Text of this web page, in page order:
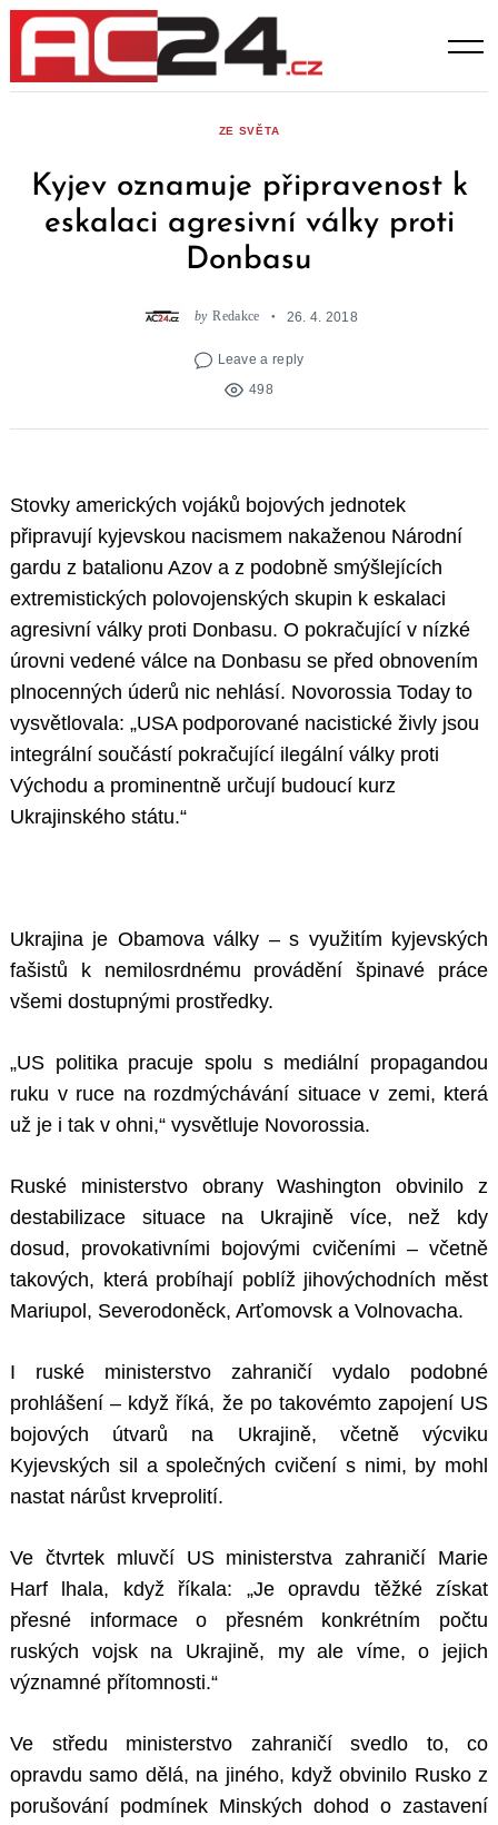
Skip
content
ZE SVĚTA
Kyjev oznamuje připravenost k
eskalaci agresivní války proti
Donbasu
by Redakce 26. 4. 2018
Leave a reply
498
Stovky amerických vojáků bojových jednotek
připravují kyjevskou nacismem nakaženou Národní
gardu z batalionu Azov a z podobně smýšlejících
extremistických polovojenských skupin k eskalaci
agresivní války proti Donbasu. O pokračující v nízké
úrovni vedené válce na Donbasu se před obnovením
plnocenných úderů nic nehlásí. Novorossia Today to
vysvětlovala: „USA podporované nacistické živly jsou
integrální součástí pokračující ilegální války proti
Východu a prominentně určují budoucí kurz
Ukrajinského státu.“
Ukrajina je Obamova války – s využitím kyjevských
fašistů k nemilosrdnému provádění špinavé práce
všemi dostupnými prostředky.
„US politika pracuje spolu s mediální propagandou
ruku v ruce na rozdmýchávání situace v zemi, která
už je i tak v ohni,“ vysvětluje Novorossia.
Ruské ministerstvo obrany Washington obvinilo z
destabilizace situace na Ukrajině více, než kdy
dosud, provokativními bojovými cvičeními – včetně
takových, která probíhají poblíž jihovýchodních měst
Mariupol, Severodoněck, Arťomovsk a Volnovacha.
I ruské ministerstvo zahraničí vydalo podobné
prohlášení – když říká, že po takovémto zapojení US
bojových útvarů na Ukrajině, včetně výcviku
Kyjevských sil a společných cvičení s nimi, by mohl
nastat nárůst krveprolití.
Ve čtvrtek mluvčí US ministerstva zahraničí Marie
Harf lhala, když říkala: „Je opravdu těžké získat
přesné informace o přesném konkrétním počtu
ruských vojsk na Ukrajině, my ale víme, o jejich
významné přítomnosti.“
Ve středu ministerstvo zahraničí svedlo to, co
opravdu samo dělá, na jiného, když obvinilo Rusko z
porušování podmínek Minských dohod o zastavení